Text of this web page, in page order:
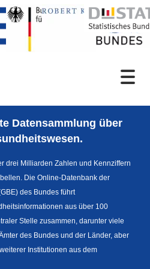
Datensammlung über
drei Milliarden Zahlen und Kennziffern
Die Online-Datenbank der
des Bundes führt
aus über 100
Stelle zusammen, darunter viele
des Bundes und der Länder, aber
Institutionen aus dem